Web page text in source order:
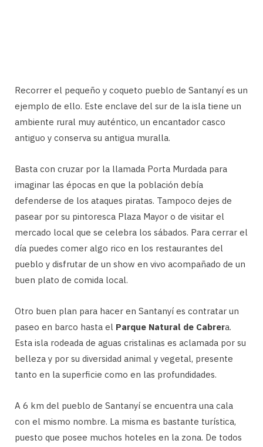
Recorrer el pequeño y coqueto pueblo de Santanyí es un
ejemplo de ello. Este enclave del sur de la isla tiene un
ambiente rural muy auténtico, un encantador casco
antiguo y conserva su antigua muralla.
Basta con cruzar por la llamada Porta Murdada para
imaginar las épocas en que la población debía
defenderse de los ataques piratas. Tampoco dejes de
pasear por su pintoresca Plaza Mayor o de visitar el
mercado local que se celebra los sábados. Para cerrar el
día puedes comer algo rico en los restaurantes del
pueblo y disfrutar de un show en vivo acompañado de un
buen plato de comida local.
Otro buen plan para hacer en Santanyí es contratar un
paseo en barco hasta el Parque Natural de Cabrera.
Esta isla rodeada de aguas cristalinas es aclamada por su
belleza y por su diversidad animal y vegetal, presente
tanto en la superficie como en las profundidades.
A 6 km del pueblo de Santanyí se encuentra una cala
con el mismo nombre. La misma es bastante turística,
puesto que posee muchos hoteles en la zona. De todos